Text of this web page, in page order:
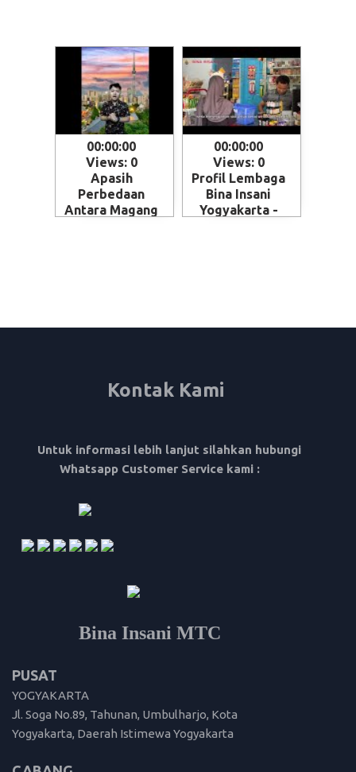
00:00:00
Views: 0
Apasih
Perbedaan
Antara Magang
00:00:00
Views: 0
Profil Lembaga
Bina Insani
Yogyakarta -
Kontak Kami
Untuk informasi lebih lanjut silahkan hubungi
Whatsapp Customer Service kami :
Bina Insani MTC
PUSAT
YOGYAKARTA
Jl. Soga No.89, Tahunan, Umbulharjo, Kota
Yogyakarta, Daerah Istimewa Yogyakarta